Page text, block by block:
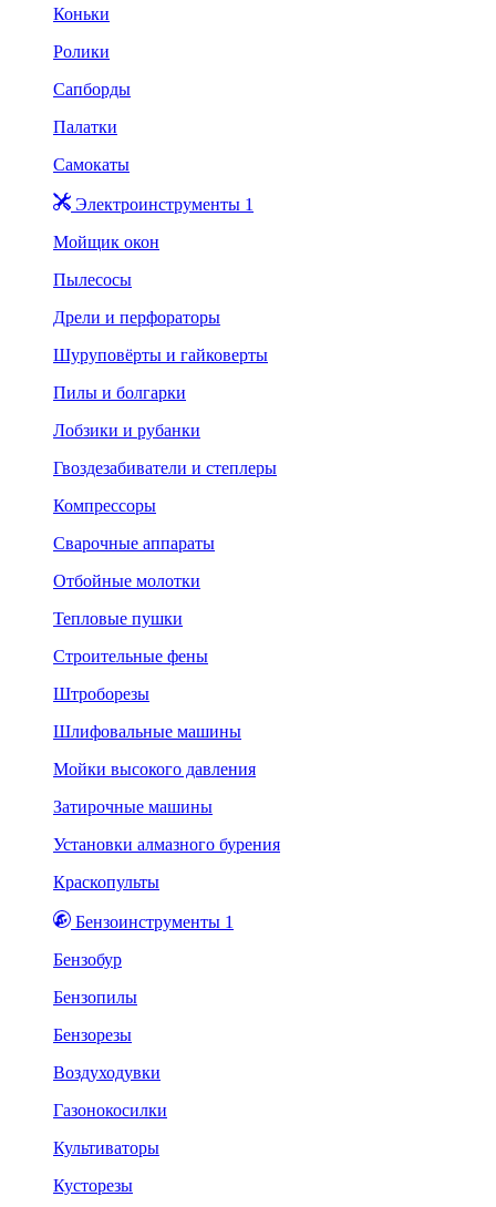
Коньки
Ролики
Сапборды
Палатки
Самокаты
Электроинструменты 1
Мойщик окон
Пылесосы
Дрели и перфораторы
Шуруповёрты и гайковерты
Пилы и болгарки
Лобзики и рубанки
Гвоздезабиватели и степлеры
Компрессоры
Сварочные аппараты
Отбойные молотки
Тепловые пушки
Строительные фены
Штроборезы
Шлифовальные машины
Мойки высокого давления
Затирочные машины
Установки алмазного бурения
Краскопульты
Бензоинструменты 1
Бензобур
Бензопилы
Бензорезы
Воздуходувки
Газонокосилки
Культиваторы
Кусторезы